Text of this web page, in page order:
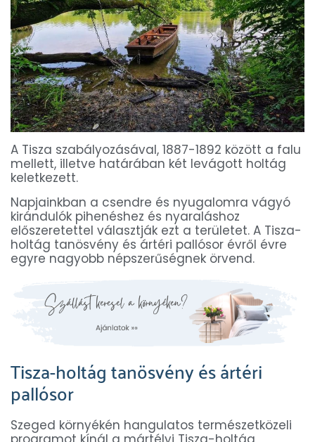
A Tisza szabályozásával, 1887-1892 között a falu
mellett, illetve határában két levágott holtág
keletkezett.
Napjainkban a csendre és nyugalomra vágyó
kirándulók pihenéshez és nyaraláshoz
előszeretettel választják ezt a területet. A Tisza-
holtág tanösvény és ártéri pallósor évről évre
egyre nagyobb népszerűségnek örvend.
Tisza-holtág tanösvény és ártéri
pallósor
Szeged környékén hangulatos természetközeli